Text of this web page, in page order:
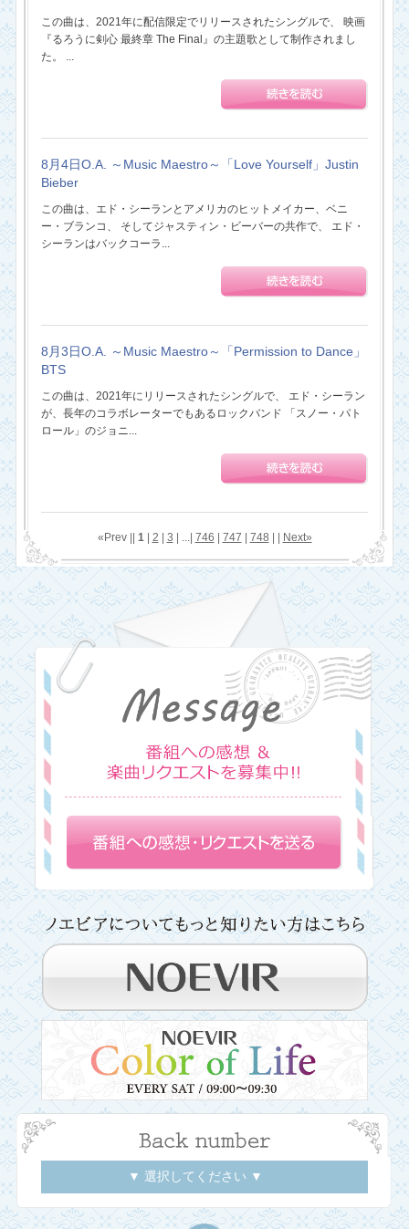
この曲は、2021年に配信限定でリリースされたシングルで、 映画
『るろうに剣心 最終章 The Final』の主題歌として制作されまし
た。 ...
8月4日O.A. ～Music Maestro～「Love Yourself」Justin
Bieber
この曲は、エド・シーランとアメリカのヒットメイカー、ベニ
ー・ブランコ、 そしてジャスティン・ビーバーの共作で、 エド・
シーランはバックコーラ...
8月3日O.A. ～Music Maestro～「Permission to Dance」
BTS
この曲は、2021年にリリースされたシングルで、 エド・シーラン
が、長年のコラボレーターでもあるロックバンド 「スノー・パト
ロール」のジョニ...
«Prev || 1| 2 3 | ...| 746 747 748 Next»